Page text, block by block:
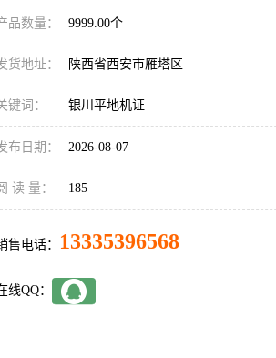
品数量： 9999.00个
货地址： 陕西省西安市雁塔区
键词： 银川平地机证
布日期： 2026-08-07
读 量： 185
售电话： 13335396568
线QQ：